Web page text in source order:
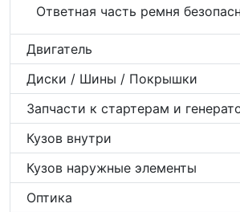
Ответная часть ремня
Двигатель
Диски / Шины / Покрышки
Запчасти к стартерам и
Кузов внутри
Кузов наружные элементы
Оптика